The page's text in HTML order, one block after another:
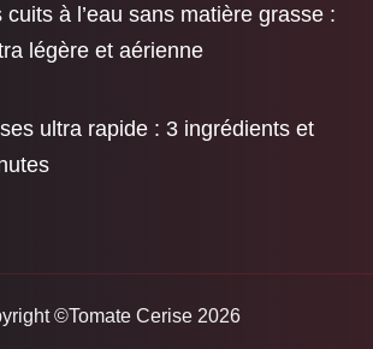
à l’eau sans matière grasse :
légère et aérienne
ultra rapide : 3 ingrédients et
©Tomate Cerise 2026